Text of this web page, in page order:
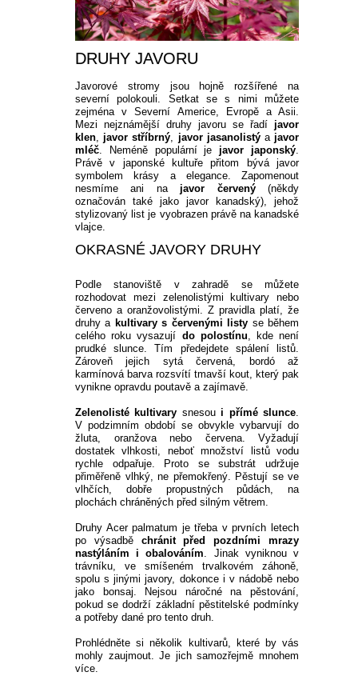
DRUHY JAVORU
Javorové stromy jsou hojně rozšířené na
severní polokouli. Setkat se s nimi můžete
zejména v Severní Americe, Evropě a Asii.
Mezi nejznámější druhy javoru se řadí javor
klen, javor stříbrný, javor jasanolistý a javor
mléč. Neméně populární je javor japonský.
Právě v japonské kultuře přitom bývá javor
symbolem krásy a elegance. Zapomenout
nesmíme ani na javor červený (někdy
označován také jako javor kanadský), jehož
stylizovaný list je vyobrazen právě na kanadské
vlajce.
OKRASNÉ JAVORY DRUHY
Podle stanoviště v zahradě se můžete
rozhodovat mezi zelenolistými kultivary nebo
červeno a oranžovolistými. Z pravidla platí, že
druhy a kultivary s červenými listy se během
celého roku vysazují do polostínu, kde není
prudké slunce. Tím předejdete spálení listů.
Zároveň jejich sytá červená, bordó až
karmínová barva rozsvítí tmavší kout, který pak
vynikne opravdu poutavě a zajímavě.
Zelenolisté kultivary snesou i přímé slunce.
V podzimním období se obvykle vybarvují do
žluta, oranžova nebo červena. Vyžadují
dostatek vlhkosti, neboť množství listů vodu
rychle odpařuje. Proto se substrát udržuje
přiměřeně vlhký, ne přemokřený. Pěstují se ve
vlhčích, dobře propustných půdách, na
plochách chráněných před silným větrem.
Druhy Acer palmatum je třeba v prvních letech
po výsadbě chránit před pozdními mrazy
nastýláním i obalováním. Jinak vyniknou v
trávníku, ve smíšeném trvalkovém záhoně,
spolu s jinými javory, dokonce i v nádobě nebo
jako bonsaj. Nejsou náročné na pěstování,
pokud se dodrží základní pěstitelské podmínky
a potřeby dané pro tento druh.
Prohlédněte si několik kultivarů, které by vás
mohly zaujmout. Je jich samozřejmě mnohem
více.